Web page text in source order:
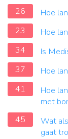
26
Hoe
23
Hoe
34
Is
37
Hoe
41
Hoe
met
45
Wat
gaat